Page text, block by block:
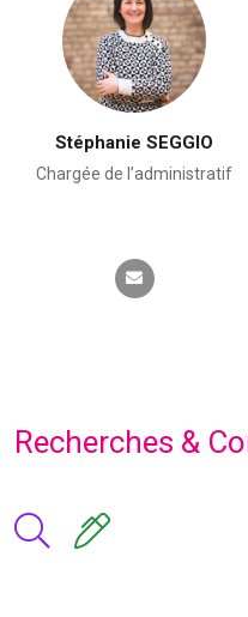
Stéphanie SEGGIO
Chargée de l’administratif
Recherches &